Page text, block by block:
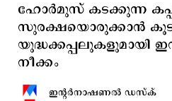
ഹോര്‍മുസ് കടക്കുന്ന
സുരക്ഷയൊരുക്കാന്‍
യുദ്ധക്കപ്പലുകളുമായി
നീക്കം
ഇന്‍റര്‍നാഷണല്‍ ഡസ്ക്